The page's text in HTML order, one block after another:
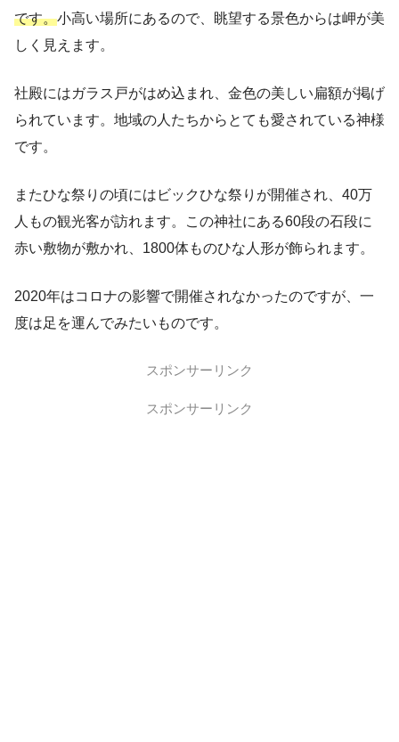
です。小高い場所にあるので、眺望する景色からは岬が美
しく見えます。
社殿にはガラス戸がはめ込まれ、金色の美しい扁額が掲げ
られています。地域の人たちからとても愛されている神様
です。
またひな祭りの頃にはビックひな祭りが開催され、40万
人もの観光客が訪れます。この神社にある60段の石段に
赤い敷物が敷かれ、1800体ものひな人形が飾られます。
2020年はコロナの影響で開催されなかったのですが、一
度は足を運んでみたいものです。
スポンサーリンク
スポンサーリンク